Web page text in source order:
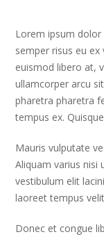
Lorem ipsum dolor
semper risus eu
euismod libero at,
ullamcorper arcu
pharetra pharetra
tempus ex.
Mauris vulputate
Aliquam varius nisi
vestibulum elit
laoreet tempus
Donec et congue